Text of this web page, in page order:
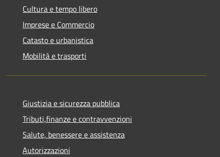
Cultura e tempo libero
Imprese e Commercio
Catasto e urbanistica
Mobilità e trasporti
Giustizia e sicurezza pubblica
Tributi,finanze e contravvenzioni
Salute, benessere e assistenza
Autorizzazioni